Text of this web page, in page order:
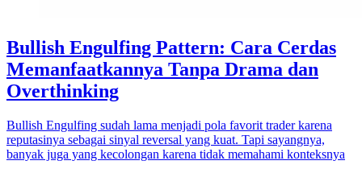
Bullish Engulfing Pattern: Cara Cerdas
Memanfaatkannya Tanpa Drama dan
Overthinking
Bullish Engulfing sudah lama menjadi pola favorit trader karena
reputasinya sebagai sinyal reversal yang kuat. Tapi sayangnya,
banyak juga yang kecolongan karena tidak memahami konteksnya